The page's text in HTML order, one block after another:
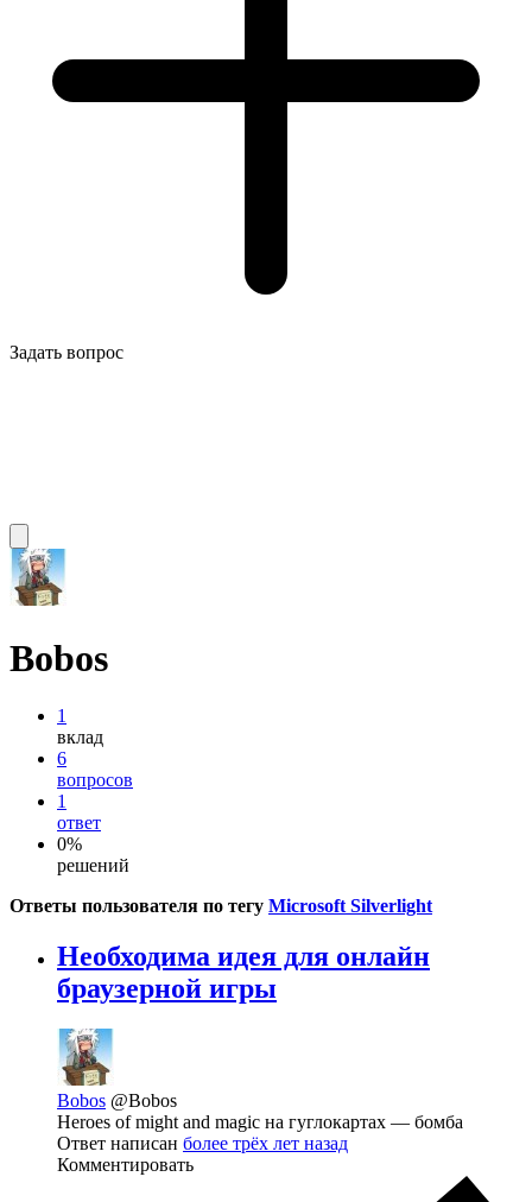
Задать вопрос
Bobos
1
вклад
6
вопросов
1
ответ
0%
решений
Ответы пользователя по тегу Microsoft Silverlight
Необходима идея для онлайн
браузерной игры
Bobos @Bobos
Heroes of might and magic на гуглокартах — бомба
Ответ написан более трёх лет назад
Комментировать